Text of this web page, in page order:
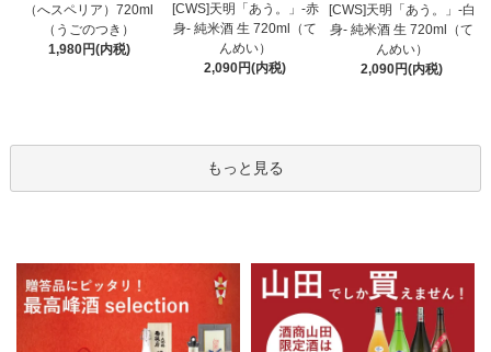
（へスペリア）720ml
（うごのつき）
1,980円(内税)
[CWS]天明「あう。」-赤
身- 純米酒 生 720ml（て
んめい）
2,090円(内税)
[CWS]天明「あう。」-白
身- 純米酒 生 720ml（て
んめい）
2,090円(内税)
もっと見る